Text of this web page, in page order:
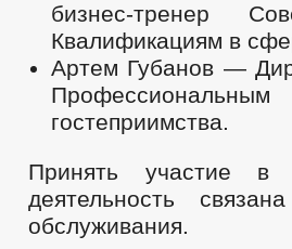
бизнес-тренер
Квалификациям в
Артем Губанов —
гостеприимства.
Принять участие
деятельность
обслуживания.